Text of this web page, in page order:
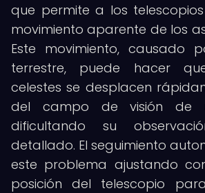
que permite a los
movimiento aparente de los
Este movimiento, causado
terrestre, puede hacer
celestes se desplacen
del campo de visión de
dificultando su
detallado. El seguimiento
este problema ajustando
posición del telescopio